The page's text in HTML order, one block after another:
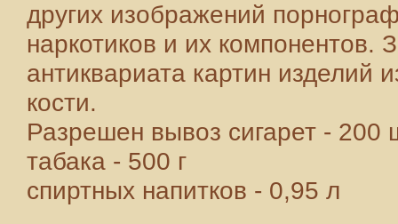
других изображений
наркотиков и их компонентов.
антиквариата картин изделий
кости.
Разрешен вывоз сигарет - 200
табака - 500 г
спиртных напитков - 0,95 л